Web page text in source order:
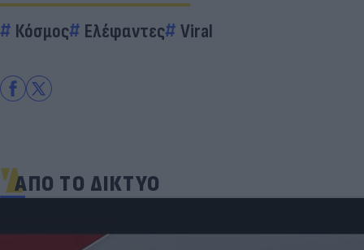
Κόσμος Ελέφαντες Viral
ΑΠΟ ΤΟ ΔΙΚΤΥΟ